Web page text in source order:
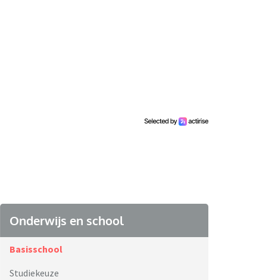
Onderwijs en school
Basisschool
Studiekeuze